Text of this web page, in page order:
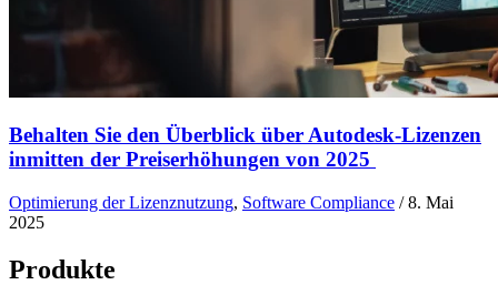
Behalten Sie den Überblick über Autodesk-Lizenzen
inmitten der Preiserhöhungen von 2025
Optimierung der Lizenznutzung, Software Compliance /8. Mai
2025
Produkte